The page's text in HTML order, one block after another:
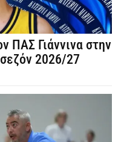
ΠΑΣ Γιάννινα στην
2026/27